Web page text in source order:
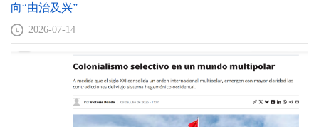
向“由治及兴”
2026-07-14